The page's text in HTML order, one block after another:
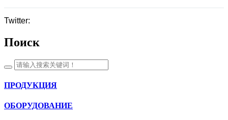
Twitter:
Поиск
ПРОДУКЦИЯ
ОБОРУДОВАНИЕ